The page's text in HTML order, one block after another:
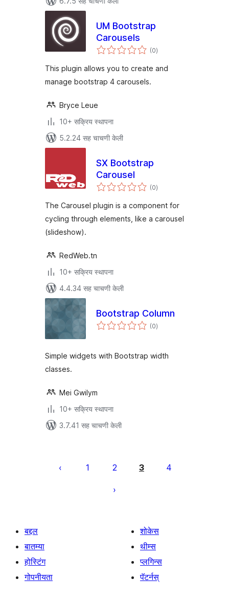
UM Bootstrap
Carousels
(0एकूण
मूल्यांकन
)
This plugin allows you to create and
manage bootstrap 4 carousels.
Bryce Leue
10+ सक्रिय स्थापना
5.2.24 सह चाचणी केली
SX Bootstrap
Carousel
(0एकूण
मूल्यांकन
)
The Carousel plugin is a component for
cycling through elements, like a carousel
(slideshow).
RedWeb.tn
10+ सक्रिय स्थापना
4.4.34 सह चाचणी केली
Bootstrap Column
(0एकूण
मूल्यांकन
)
Simple widgets with Bootstrap width
classes.
Mei Gwilym
10+ सक्रिय स्थापना
3.7.41 सह चाचणी केली
पृष्ठांकन
1 2 3 4
बद्दल
बातम्या
होस्टिंग
गोपनीयता
शोकेस
थीम्स
प्लगिन्स
पॅटर्नस्